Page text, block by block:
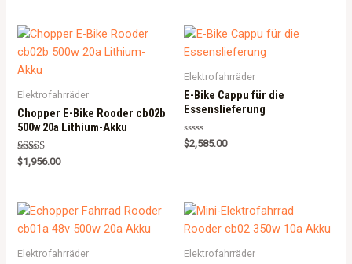
Elektrofahrräder
Chopper E-Bike Rooder cb02b
500w 20a Lithium-Akku
Rated
5.00
$1,956.00
Elektrofahrräder
E-Bike Cappu für die
Essenslieferung
Rated
0
$2,585.00
Elektrofahrräder Elektrofahrräder